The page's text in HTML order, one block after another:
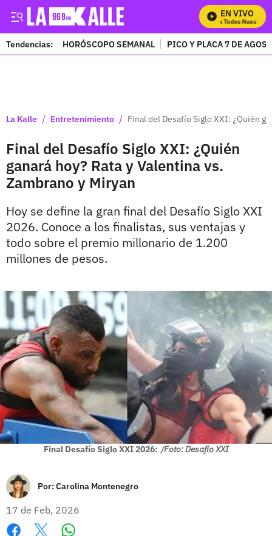
EN VIVO
Mira Todos Nuestros
Tendencias: HORÓSCOPO SEMANAL PICO Y PLACA 7 DE
La Kalle / Entretenimiento / Final del Desafío Siglo XXI: ¿Quién
Final del Desafío Siglo XXI: ¿Quién
ganará hoy? Rata y Valentina vs.
Zambrano y Miryan
Hoy se define la gran final del Desafío Siglo XXI
2026. Conoce a los finalistas, sus ventajas y
todo sobre el premio millonario de 1.200
millones de pesos.
Final Desafío Siglo XXI 2026: /Foto: Desafío XXI
Por:Carolina Montenegro
17 de Feb, 2026